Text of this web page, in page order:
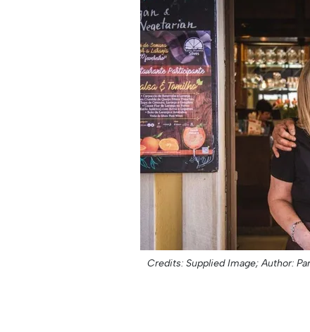
Credits: Supplied Image; Author: